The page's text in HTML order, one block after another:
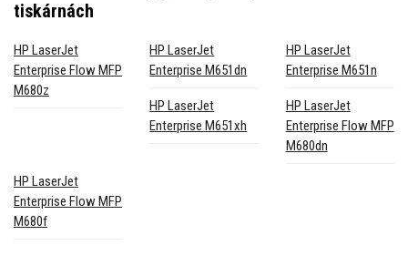
tiskárnách
HP LaserJet
Enterprise Flow MFP
M680z
HP LaserJet
Enterprise M651dn
HP LaserJet
Enterprise M651n
HP LaserJet
Enterprise M651xh
HP LaserJet
Enterprise Flow MFP
M680dn
HP LaserJet
Enterprise Flow MFP
M680f